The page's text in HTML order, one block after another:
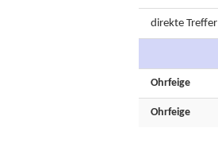
direkte Treffer
Ohrfeige
Ohrfeige